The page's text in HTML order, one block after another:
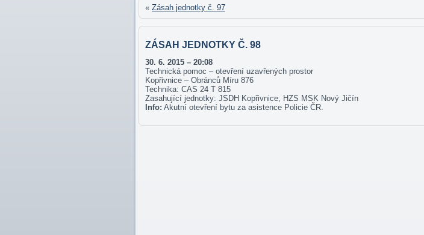
« Zásah jednotky č. 97
ZÁSAH JEDNOTKY Č. 98
30. 6. 2015 – 20:08
Technická pomoc – otevření uzavřených prostor
Kopřivnice – Obránců Míru 876
Technika: CAS 24 T 815
Zasahující jednotky: JSDH Kopřivnice, HZS MSK Nový Jičín
Info: Akutní otevření bytu za asistence Policie ČR.